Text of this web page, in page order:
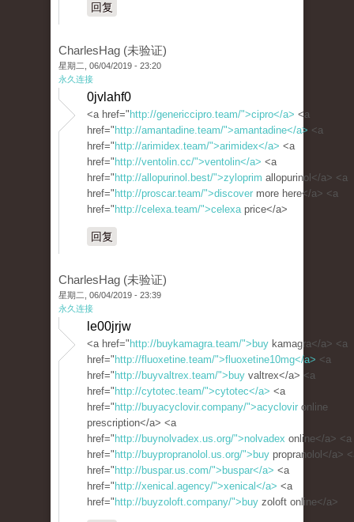
回复
CharlesHag (未验证)
星期二, 06/04/2019 - 23:20
永久连接
0jvlahf0
<a href=" http://genericcipro.team/">cipro</a> <a
href=" http://amantadine.team/">amantadine</a> <a
href=" http://arimidex.team/">arimidex</a> <a
href=" http://ventolin.cc/">ventolin</a> <a
href=" http://allopurinol.best/">zyloprim allopurinol</a> <a
href=" http://proscar.team/">discover more here</a> <a
href=" http://celexa.team/">celexaprice</a>
回复
CharlesHag (未验证)
星期二, 06/04/2019 - 23:39
永久连接
le00jrjw
<a href=" http://buykamagra.team/">buy kamagra</a> <a
href=" http://fluoxetine.team/">fluoxetine10mg</a> <a
href=" http://buyvaltrex.team/">buy valtrex</a> <a
href=" http://cytotec.team/">cytotec</a> <a
href=" http://buyacyclovir.company/">acyclovir online
prescription</a> <a
href=" http://buynolvadex.us.org/">nolvadex online</a> <a
href=" http://buypropranolol.us.org/">buy propranolol</a>
href=" http://buspar.us.com/">buspar</a> <a
href=" http://xenical.agency/">xenical</a> <a
href=" http://buyzoloft.company/">buy zoloft online</a>